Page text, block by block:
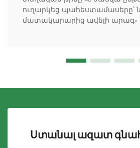
ուղարկեց պահեստամասերը՝
մատակարարից ավելի արագ»
Ստանալ ազատ